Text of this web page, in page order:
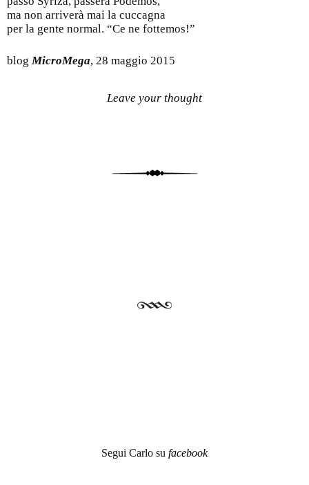
ma non arriverà mai la cuccagna
per la gente normal. “Ce ne fottemos!”
blogMicroMega, 28 maggio 2015
Leave your thought
Segui Carlo su facebook